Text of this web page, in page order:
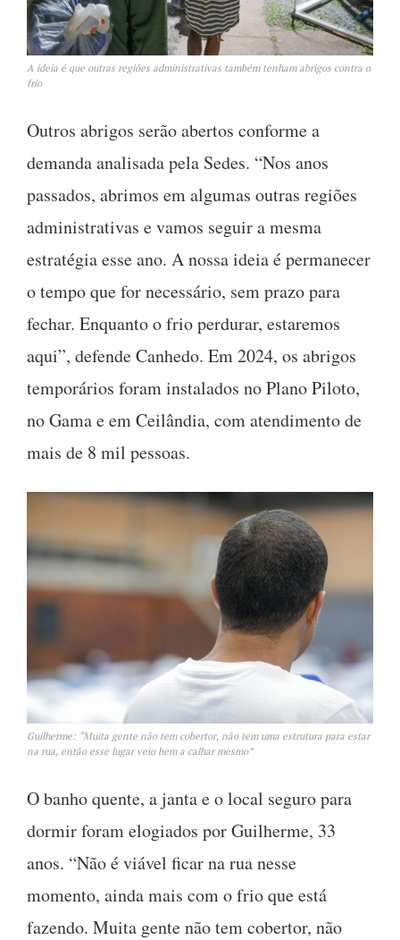
A ideia é que outras regiões administrativas também tenham abrigos contra o
frio
Outros abrigos serão abertos conforme a
demanda analisada pela Sedes. “Nos anos
passados, abrimos em algumas outras regiões
administrativas e vamos seguir a mesma
estratégia esse ano. A nossa ideia é permanecer
o tempo que for necessário, sem prazo para
fechar. Enquanto o frio perdurar, estaremos
aqui”, defende Canhedo. Em 2024, os abrigos
temporários foram instalados no Plano Piloto,
no Gama e em Ceilândia, com atendimento de
mais de 8 mil pessoas.
Guilherme: “Muita gente não tem cobertor, não tem uma estrutura para estar
na rua, então esse lugar veio bem a calhar mesmo”
O banho quente, a janta e o local seguro para
dormir foram elogiados por Guilherme, 33
anos. “Não é viável ficar na rua nesse
momento, ainda mais com o frio que está
fazendo. Muita gente não tem cobertor, não